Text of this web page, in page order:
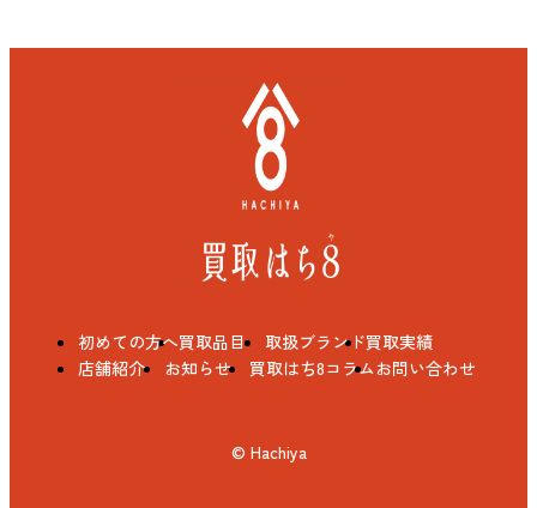
初めての方へ買取品目 取扱ブランド買取実績
店舗紹介
お知らせ 買取はち8コラムお問い合わせ
© Hachiya